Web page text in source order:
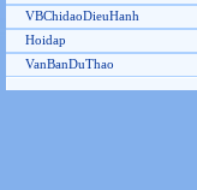
VBChidaoDieuHanh
Hoidap
VanBanDuThao